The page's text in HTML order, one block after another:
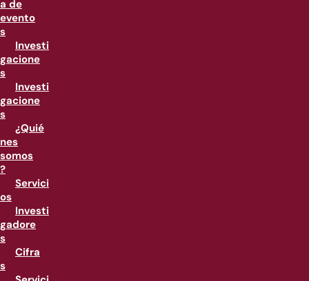
a de
evento
s
Investi
gacione
s
Investi
gacione
s
¿Quié
nes
somos
?
Servici
os
Investi
gadore
s
Cifra
s